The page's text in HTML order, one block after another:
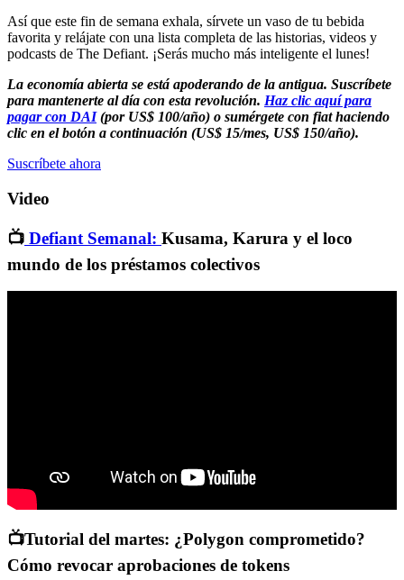
Así que este fin de semana exhala, sírvete un vaso de tu bebida
favorita y relájate con una lista completa de las historias, videos y
podcasts de The Defiant. ¡Serás mucho más inteligente el lunes!
La economía abierta se está apoderando de la antigua. Suscríbete
para mantenerte al día con esta revolución. Haz clic aquí para
pagar con DAI(por US$ 100/año) o sumérgete con fiat haciendo
clic en el botón a continuación (US$ 15/mes, US$ 150/año).
Suscríbete ahora
Video
📺 Defiant Semanal: Kusama, Karura y el loco
mundo de los préstamos colectivos
📺Tutorial del martes: ¿Polygon comprometido?
Cómo revocar aprobaciones de tokens